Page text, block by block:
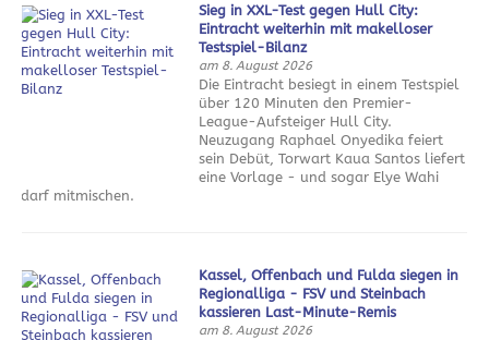
Sieg in XXL-Test gegen Hull City:
Eintracht weiterhin mit makelloser
Testspiel-Bilanz
am 8. August 2026
Die Eintracht besiegt in einem Testspiel
über 120 Minuten den Premier-
League-Aufsteiger Hull City.
Neuzugang Raphael Onyedika feiert
sein Debüt, Torwart Kaua Santos liefert
eine Vorlage - und sogar Elye Wahi
darf mitmischen.
Kassel, Offenbach und Fulda siegen in
Regionalliga - FSV und Steinbach
kassieren Last-Minute-Remis
am 8. August 2026